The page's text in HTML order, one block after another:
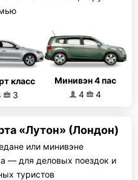
класс
3
Минивэн 4 пас
4
4
«Лутон» (Лондон)
или минивэне
— для деловых поездок и
туристов